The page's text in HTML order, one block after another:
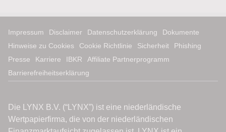
Impressum Disclaimer Datenschutzerklärung
Dokumente
Hinweise zu Cookies
Cookie Richtlinie Sicherheit
Phishing
Presse
Karriere IBKR
Affiliate Partnerprogramm
Barrierefreiheitserklärung